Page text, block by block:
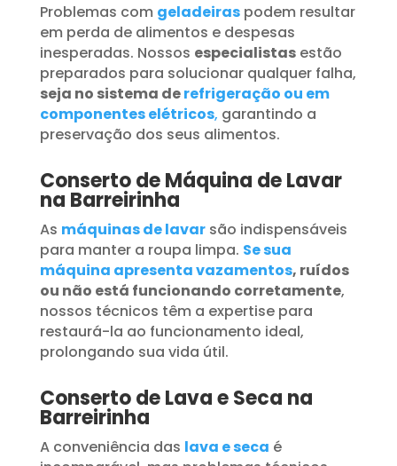
Problemas com geladeiraspodem resultar
em perda de alimentos e despesas
inesperadas. Nossos especialistasestão
preparados para solucionar qualquer falha,
seja no sistema derefrigeração ou em
componentes elétricos, garantindo a
preservação dos seus alimentos.
Conserto de Máquina de Lavar
na Barreirinha
As máquinas de lavar são indispensáveis
para manter a roupa limpa. Se sua
máquina apresenta vazamentos, ruídos
ou não está funcionando corretamente,
nossos técnicos têm a expertise para
restaurá-la ao funcionamento ideal,
prolongando sua vida útil.
Conserto de Lava e Seca na
Barreirinha
A conveniência das lava e seca é